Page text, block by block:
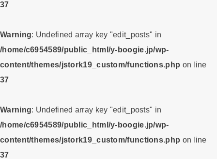
37
Warning: Undefined array key "edit_posts" in
/home/c6954589/public_html/y-boogie.jp/wp-
content/themes/jstork19_custom/functions.php on line
37
Warning: Undefined array key "edit_posts" in
/home/c6954589/public_html/y-boogie.jp/wp-
content/themes/jstork19_custom/functions.php on line
37